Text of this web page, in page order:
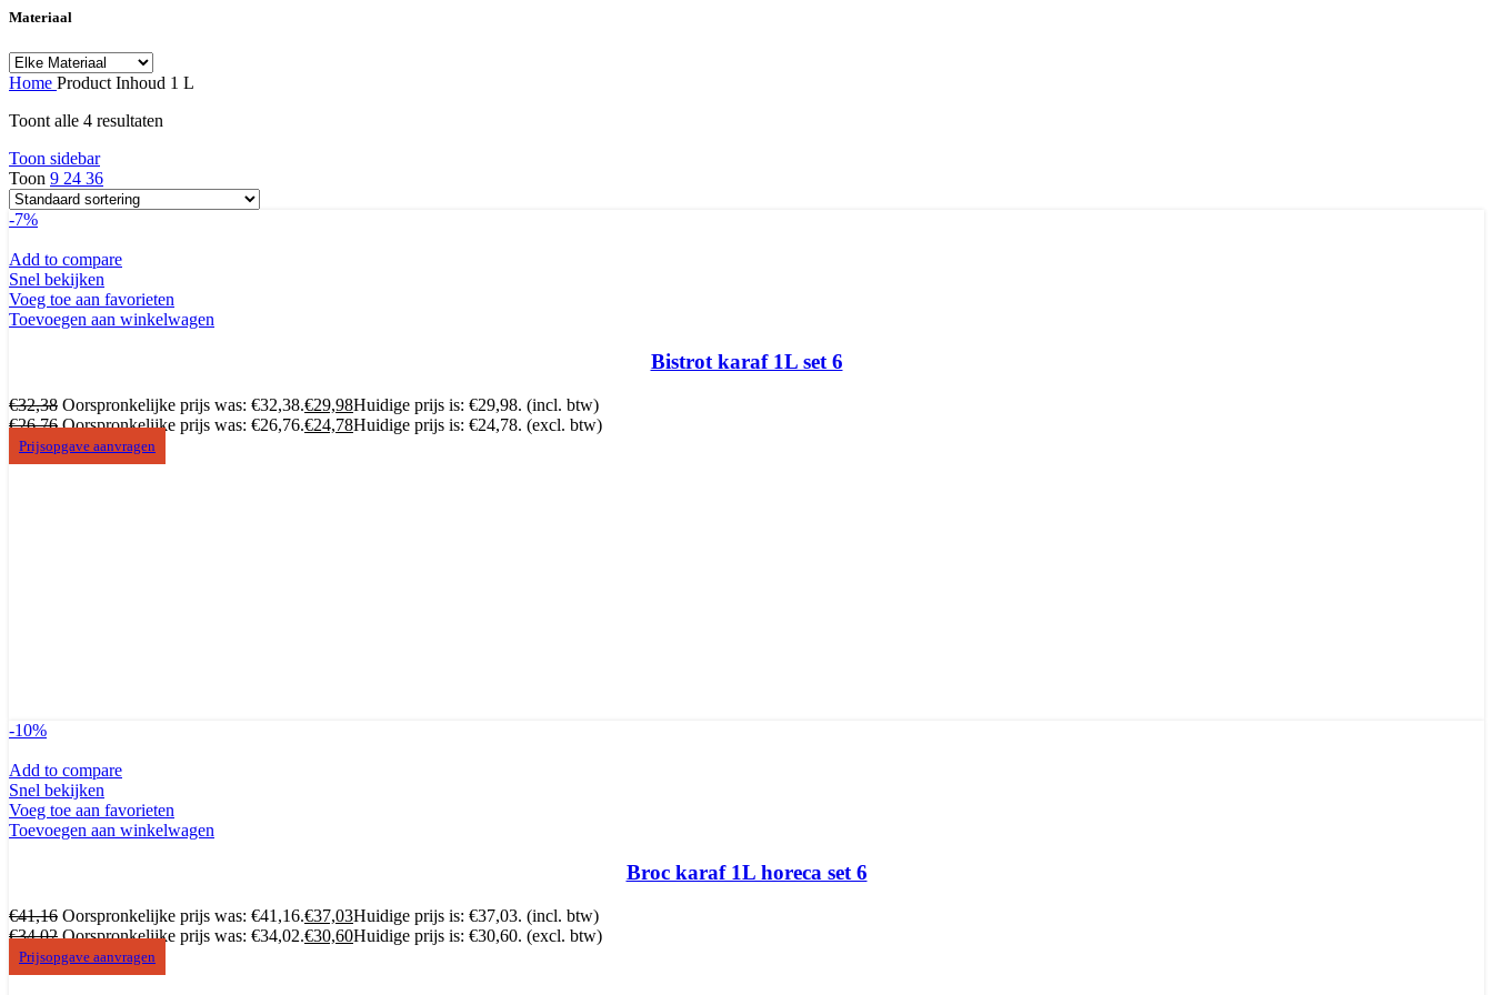
Materiaal
Home Product Inhoud 1 L
Toont alle 4 resultaten
Toon sidebar
Toon 9 24 36
-7%
Add to compare
Snel bekijken
Voeg toe aan favorieten
Toevoegen aan winkelwagen
Bistrot karaf 1L set 6
€32,38 Oorspronkelijke prijs was: €32,38.€29,98Huidige prijs is: €29,98. (incl. btw)
€26,76 Oorspronkelijke prijs was: €26,76.€24,78Huidige prijs is: €24,78. (excl. btw)
Prijsopgave aanvragen
-10%
Add to compare
Snel bekijken
Voeg toe aan favorieten
Toevoegen aan winkelwagen
Broc karaf 1L horeca set 6
€41,16 Oorspronkelijke prijs was: €41,16.€37,03Huidige prijs is: €37,03. (incl. btw)
€34,02 Oorspronkelijke prijs was: €34,02.€30,60Huidige prijs is: €30,60. (excl. btw)
Prijsopgave aanvragen